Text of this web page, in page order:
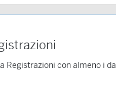
Registrazioni con almeno i